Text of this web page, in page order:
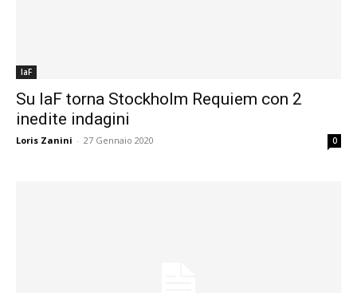
laF
Su laF torna Stockholm Requiem con 2
inedite indagini
Loris Zanini - 27 Gennaio 2020 0